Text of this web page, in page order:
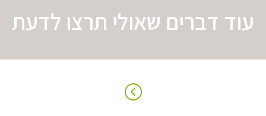
עוד דברים שאולי תרצו לדעת